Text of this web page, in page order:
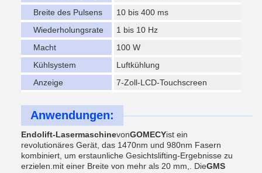
Breite des Pulsens
10 bis 400 ms
Wiederholungsrate
1 bis 10 Hz
Macht
100 W
Kühlsystem
Luftkühlung
Anzeige
7-Zoll-LCD-Touchscreen
Anwendungen:
Endolift-LasermaschinevonGOMECYist ein
revolutionäres Gerät, das 1470nm und 980nm Fasern
kombiniert, um erstaunliche Gesichtslifting-Ergebnisse zu
erzielen.mit einer Breite von mehr als 20 mm,. DieGMS